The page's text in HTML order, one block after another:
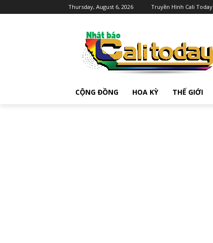
Thursday, August 6, 2026 Truyền Hình Cali Today
CỘNG ĐỒNG HOA KỲ THẾ GIỚI